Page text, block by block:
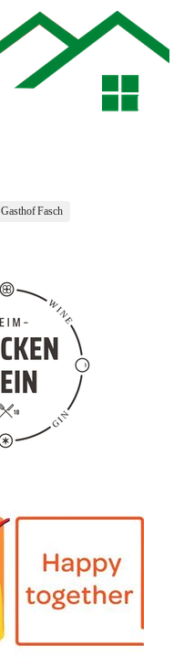
Gasthof Fasch